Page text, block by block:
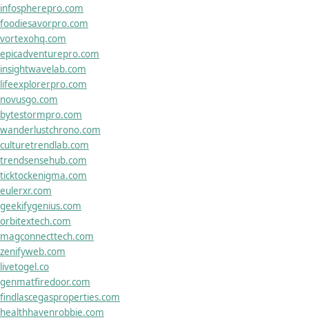
infospherepro.com
foodiesavorpro.com
vortexohq.com
epicadventurepro.com
insightwavelab.com
lifeexplorerpro.com
novusgo.com
bytestormpro.com
wanderlustchrono.com
culturetrendlab.com
trendsensehub.com
ticktockenigma.com
eulerxr.com
geekifygenius.com
orbitextech.com
magconnecttech.com
zenifyweb.com
livetogel.co
genmatfiredoor.com
findlascegasproperties.com
healthhavenrobbie.com